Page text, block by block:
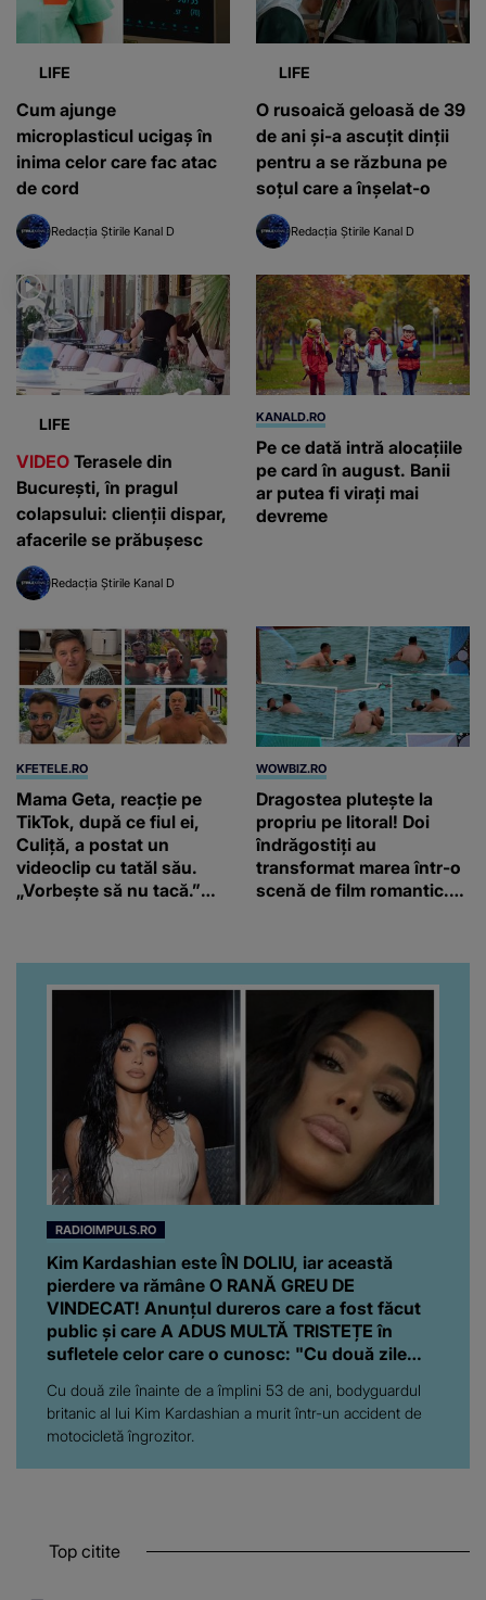
LIFE
Cum ajunge
microplasticul ucigaș în
inima celor care fac atac
de cord
Redacția Știrile Kanal D
LIFE
O rusoaică geloasă de 39
de ani și-a ascuțit dinții
pentru a se răzbuna pe
soțul care a înșelat-o
Redacția Știrile Kanal D
LIFE
VIDEO Terasele din
București, în pragul
colapsului: clienții dispar,
afacerile se prăbușesc
Redacția Știrile Kanal D
KANALD.RO
Pe ce dată intră alocațiile
pe card în august. Banii
ar putea fi virați mai
devreme
KFETELE.RO
Mama Geta, reacție pe
TikTok, după ce fiul ei,
Culiță, a postat un
videoclip cu tatăl său.
„Vorbește să nu tacă.”
WOWBIZ.RO
Dragostea plutește la
propriu pe litoral! Doi
îndrăgostiți au
transformat marea într-o
scenă de film romantic.
RADIOIMPULS.RO
Kim Kardashian este ÎN DOLIU, iar această
pierdere va rămâne O RANĂ GREU DE
VINDECAT! Anunțul dureros care a fost făcut
public și care A ADUS MULTĂ TRISTEȚE în
sufletele celor care o cunosc: "Cu două zile
Cu două zile înainte de a împlini 53 de ani, bodyguardul
britanic al lui Kim Kardashian a murit într-un accident de
motocicletă îngrozitor.
Top citite